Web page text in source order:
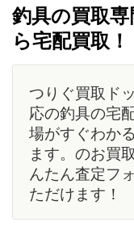
釣具の買取
ら宅配買取！
つりぐ買取ド
応の釣具の宅
場がすぐわか
ます。のお買
んたん査定フ
ただけます！